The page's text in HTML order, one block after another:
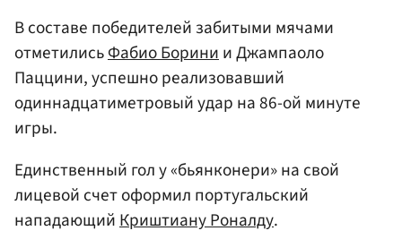
В составе победителей забитыми мячами
отметилисьФабио Борини и Джампаоло
Паццини, успешно реализовавший
одиннадцатиметровый удар на 86-ой минуте
игры.
Единственный гол у «бьянконери» на свой
лицевой счет оформил португальский
нападающийКриштиану Роналду.